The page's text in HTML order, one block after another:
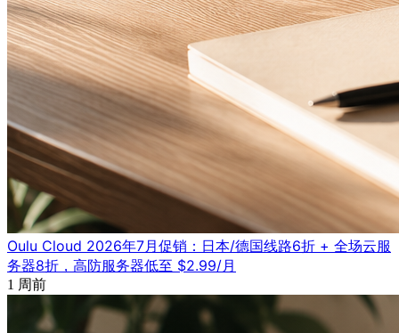
Oulu Cloud 2026年7月促销：日本/德国线路6折 + 全场云服
务器8折，高防服务器低至 $2.99/月
1 周前